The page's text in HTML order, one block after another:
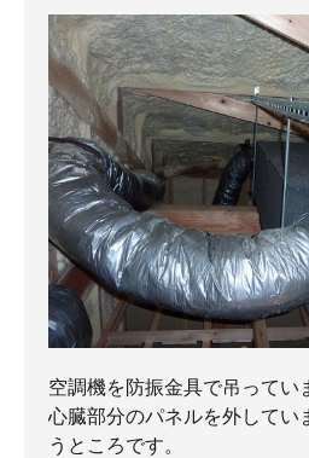
空調機を防振金具で吊ってい
心臓部分のパネルを外してい
うところです。